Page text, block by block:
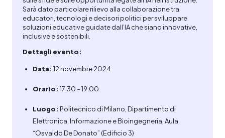
Sarà dato particolare rilievo alla collaborazione tra
educatori, tecnologi e decisori politici per sviluppare
soluzioni educative guidate dall’IA che siano innovative,
inclusive e sostenibili.
Dettagli evento:
Data: 12 novembre 2024
Orario: 17:30 – 19:00
Luogo: Politecnico di Milano, Dipartimento di
Elettronica, Informazione e Bioingegneria, Aula
“Osvaldo De Donato” (Edificio 3)